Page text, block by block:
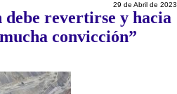
29 de Abril de 2023
debe revertirse y hacia
convicción”